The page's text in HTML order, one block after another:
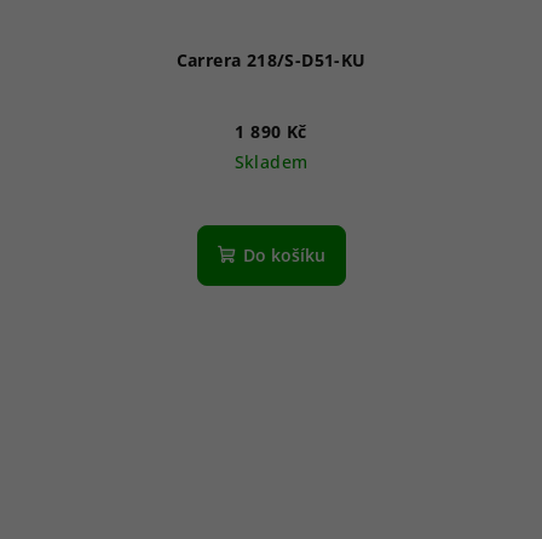
Carrera 218/S-D51-KU
1 890 Kč
Skladem
Do košíku